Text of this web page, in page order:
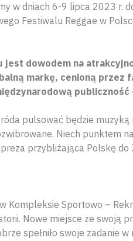
w dniach 6-9 lipca 2023 r.
Festiwalu Reggae w
jest dowodem na
markę, cenioną
publiczność
pulsować będzie
Niech punktem
przybliżająca Polskę do
Kompleksie Sportowo –
Nowe miejsce ze swoją
spełniło swoje zadanie w